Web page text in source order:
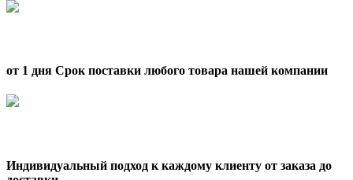
от 1 дня Срок поставки любого товара нашей компании
Индивидуальный подход к каждому клиенту от заказа до